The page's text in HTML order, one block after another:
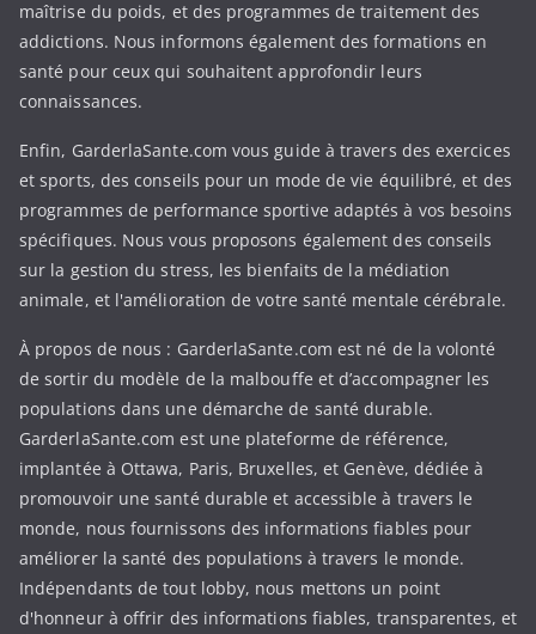
maîtrise du poids, et des programmes de traitement des
addictions. Nous informons également des formations en
santé pour ceux qui souhaitent approfondir leurs
connaissances.
Enfin, GarderlaSante.com vous guide à travers des exercices
et sports, des conseils pour un mode de vie équilibré, et des
programmes de performance sportive adaptés à vos besoins
spécifiques. Nous vous proposons également des conseils
sur la gestion du stress, les bienfaits de la médiation
animale, et l'amélioration de votre santé mentale cérébrale.
À propos de nous : GarderlaSante.com est né de la volonté
de sortir du modèle de la malbouffe et d’accompagner les
populations dans une démarche de santé durable.
GarderlaSante.com est une plateforme de référence,
implantée à Ottawa, Paris, Bruxelles, et Genève, dédiée à
promouvoir une santé durable et accessible à travers le
monde, nous fournissons des informations fiables pour
améliorer la santé des populations à travers le monde.
Indépendants de tout lobby, nous mettons un point
d'honneur à offrir des informations fiables, transparentes, et